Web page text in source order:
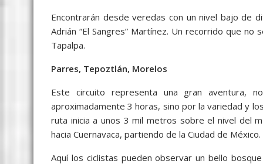
Encontrarán desde veredas con un nivel bajo de
Adrián “El Sangres” Martínez. Un recorrido que
Tapalpa.
Parres, Tepoztlán, Morelos
Este circuito representa una gran aventura,
aproximadamente 3 horas, sino por la variedad y
ruta inicia a unos 3 mil metros sobre el nivel del
hacia Cuernavaca, partiendo de la Ciudad de México.
Aquí los ciclistas pueden observar un bello